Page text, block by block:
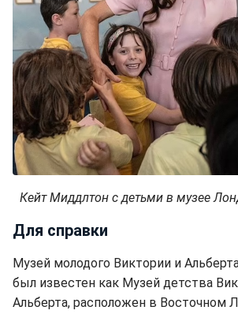
Кейт Миддлтон с детьми в музее
Для справки
Музей молодого Виктории и
был известен как Музей детства
Альберта, расположен в Восточном